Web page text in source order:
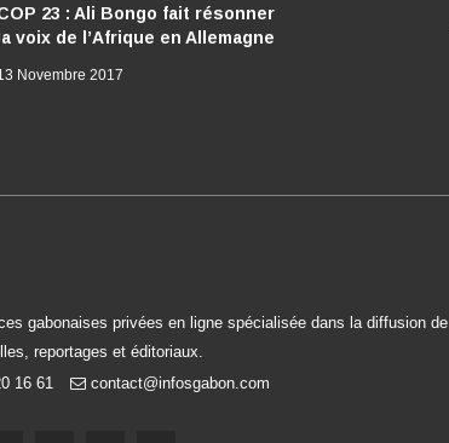
23 : Ali Bongo fait résonner
la voix de l’Afrique en Allemagne
Novembre 2017
gabonaises privées en ligne spécialisée dans la diffusion de
reportages et éditoriaux.
16 61
contact@infosgabon.com